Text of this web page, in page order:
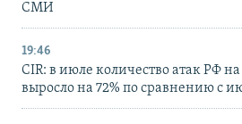
СМИ
19:46
CIR: в июле количество атак РФ
выросло на 72% по сравнению с